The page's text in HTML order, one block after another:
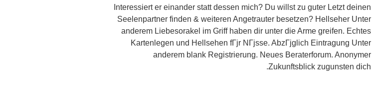
Interessiert er einander statt dessen mich? Du willst zu guter Letzt deinen
Seelenpartner finden & weiteren Angetrauter besetzen? Hellseher Unter
anderem Liebesorakel im Griff haben dir unter die Arme greifen. Echtes
Kartenlegen und Hellsehen fГјr NГјsse. AbzГјglich Eintragung Unter
anderem blank Registrierung. Neues Beraterforum. Anonymer
Zukunftsblick zugunsten dich.